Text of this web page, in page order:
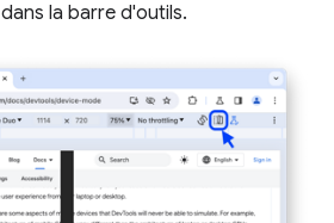
dans la barre d'outils.